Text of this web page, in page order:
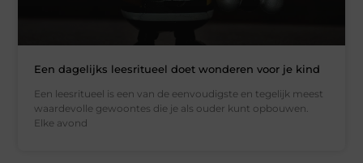
Een dagelijks leesritueel doet wonderen voor je kind
Een leesritueel is een van de eenvoudigste en tegelijk meest
waardevolle gewoontes die je als ouder kunt opbouwen.
Elke avond